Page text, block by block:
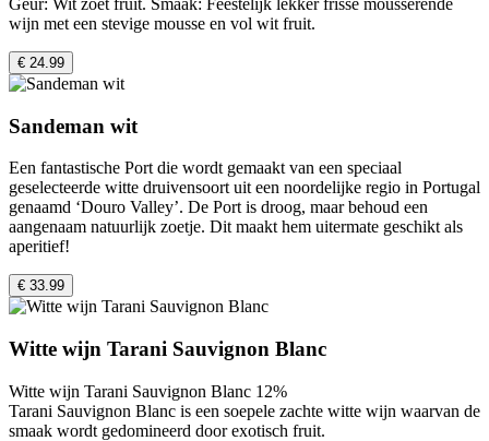
wijn met een stevige mousse en vol wit fruit.
€ 24.99
Sandeman wit
Een fantastische Port die wordt gemaakt van een speciaal
geselecteerde witte druivensoort uit een noordelijke regio in Portugal
genaamd ‘Douro Valley’. De Port is droog, maar behoud een
aangenaam natuurlijk zoetje. Dit maakt hem uitermate geschikt als
aperitief!
€ 33.99
Witte wijn Tarani Sauvignon Blanc
Witte wijn Tarani Sauvignon Blanc 12%
Tarani Sauvignon Blanc is een soepele zachte witte wijn waarvan de
smaak wordt gedomineerd door exotisch fruit.